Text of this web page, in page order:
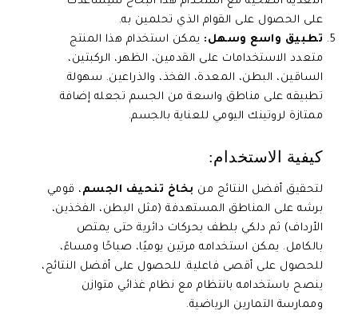
على الحصول على القوام الذي تحلمين به.
تطبيق واسع وسهل: يمكن استخدام هذا المنتج
متعدد الاستخدامات على القدمين، الظهر، الركبتين،
الساقين، البطن، المعدة، الفخذ، والذراعين. سهولة
تطبيقه على مناطق واسعة من الجسم تجعله إضافة
ممتازة لروتينك اليومي للعناية بالجسم.
كيفية الاستخدام:
لتحقيق أفضل النتائج من بخاخ تنحيف الجسم ، قومي
برشه على المناطق المستهدفة (مثل البطن، الفخذين،
الأرداف) ثم دلكي بلطف بحركات دائرية حتى يمتص
بالكامل. يمكن استخدامه مرتين يوميًا، صباحًا ومساءً،
للحصول على أقصى فاعلية. للحصول على أفضل النتائج،
ينصح باستخدامه بانتظام مع نظام غذائي متوازن
وممارسة التمارين الرياضية.